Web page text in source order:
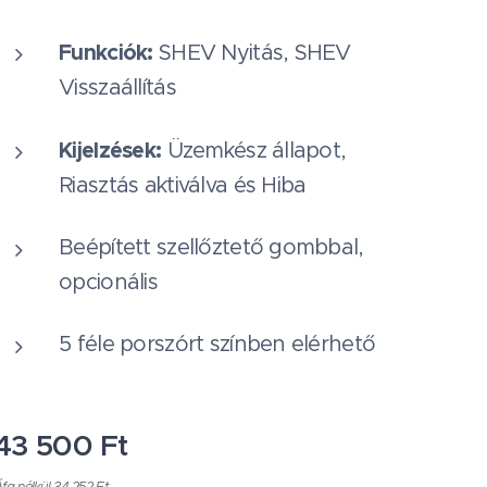
Funkciók: SHEV Nyitás, SHEV
Visszaállítás
Kijelzések: Üzemkész állapot,
Riasztás aktiválva és Hiba
Beépített szellőztető gombbal,
opcionális
5 féle porszórt színben elérhető
500Ft